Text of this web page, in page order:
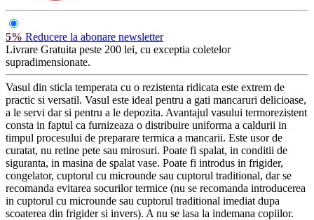
5% Reducere la abonare newsletter
Livrare Gratuita peste 200 lei, cu exceptia coletelor
supradimensionate.
Vasul din sticla temperata cu o rezistenta ridicata este extrem de
practic si versatil. Vasul este ideal pentru a gati mancaruri delicioase,
a le servi dar si pentru a le depozita. Avantajul vasului termorezistent
consta in faptul ca furnizeaza o distribuire uniforma a caldurii in
timpul procesului de preparare termica a mancarii. Este usor de
curatat, nu retine pete sau mirosuri. Poate fi spalat, in conditii de
siguranta, in masina de spalat vase. Poate fi introdus in frigider,
congelator, cuptorul cu microunde sau cuptorul traditional, dar se
recomanda evitarea socurilor termice (nu se recomanda introducerea
in cuptorul cu microunde sau cuptorul traditional imediat dupa
scoaterea din frigider si invers). A nu se lasa la indemana copiilor.